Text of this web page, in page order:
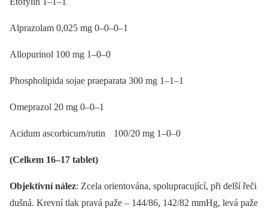
Alprazolam 0,025 mg 0–0–0–1
Allopurinol 100 mg 1–0–0
Phospholipida sojae praeparata 300 mg 1–1–1
Omeprazol 20 mg 0–0–1
Acidum ascorbicum/rutin 100/20 mg 1–0–0
(Celkem 16–17 tablet)
Objektivní nález: Zcela orientována, spolupracující, při delší řeči
dušná. Krevní tlak pravá paže –⁠ 144/86, 142/82 mmHg, levá paže